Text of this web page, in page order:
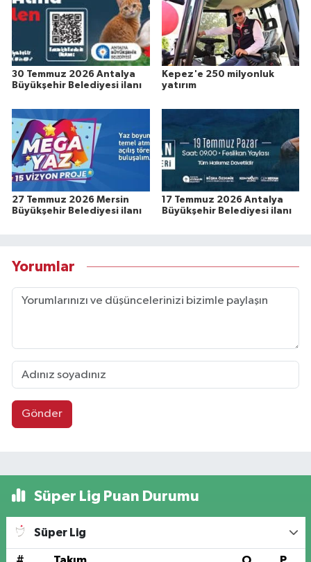
30 Temmuz 2026 Antalya
Büyükşehir Belediyesi ilanı
Kepez'e 250 milyonluk
yatırım
27 Temmuz 2026 Mersin
Büyükşehir Belediyesi ilanı
17 Temmuz 2026 Antalya
Büyükşehir Belediyesi ilanı
Yorumlar
Gönder
Süper Lig Puan Durumu
Süper Lig